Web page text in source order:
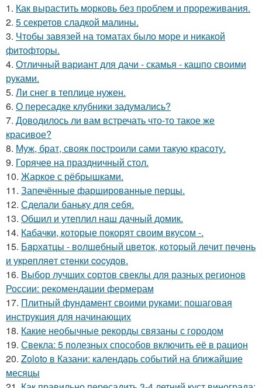
1. Как вырастить морковь без проблем и прореживания.
2. 5 секретов сладкой малины.
3. Чтобы завязей на томатах было море и никакой
фитофторы.
4. Отличный вариант для дачи - скамья - кашпо своими
руками.
5. Ли снег в теплице нужен.
6. О пересадке клубники задумались?
7. Доводилось ли вам встречать что-то такое же
красивое?
8. Муж, брат, свояк построили сами такую красоту.
9. Горячее на праздничный стол.
10. Жаркое с рёбрышками.
11. Запечённые фаршированные перцы.
12. Сделали баньку для себя.
13. Обшил и утеплил наш дачный домик.
14. Кабачки, которые покорят своим вкусом -.
15. Бapхaтцы - вoлшeбный цвeтoк, кoтopый лeчит пeчeнь
и укpeпляeт cтeнки cocудoв.
16. Выбор лучших сортов свеклы для разных регионов
России: рекомендации фермерам
17. Плитный фундамент своими руками: пошаговая
инструкция для начинающих
18. Какие необычные рекорды связаны с городом
19. Свекла: 5 полезных способов включить её в рацион
20. Zoloto в Казани: календарь событий на ближайшие
месяцы